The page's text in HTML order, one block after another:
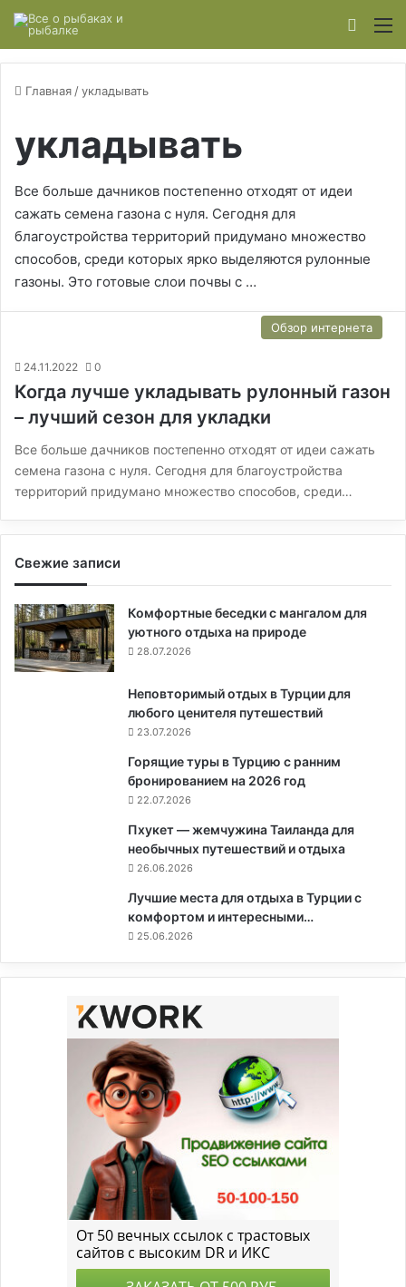
Главная /укладывать
укладывать
Все больше дачников постепенно отходят от идеи
сажать семена газона с нуля. Сегодня для
благоустройства территорий придумано множество
способов, среди которых ярко выделяются рулонные
газоны. Это готовые слои почвы с …
Обзор интернета
24.11.2022 0
Когда лучше укладывать рулонный газон
– лучший сезон для укладки
Все больше дачников постепенно отходят от идеи сажать
семена газона с нуля. Сегодня для благоустройства
территорий придумано множество способов, среди…
Свежие записи
Комфортные беседки с мангалом для
уютного отдыха на природе
28.07.2026
Неповторимый отдых в Турции для
любого ценителя путешествий
23.07.2026
Горящие туры в Турцию с ранним
бронированием на 2026 год
22.07.2026
Пхукет — жемчужина Таиланда для
необычных путешествий и отдыха
26.06.2026
Лучшие места для отдыха в Турции с
комфортом и интересными…
25.06.2026